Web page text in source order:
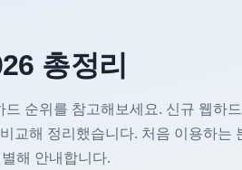
총정리
순위를 참고해보세요. 신규 웹하
교해 정리했습니다. 처음 이용하는
해 안내합니다.